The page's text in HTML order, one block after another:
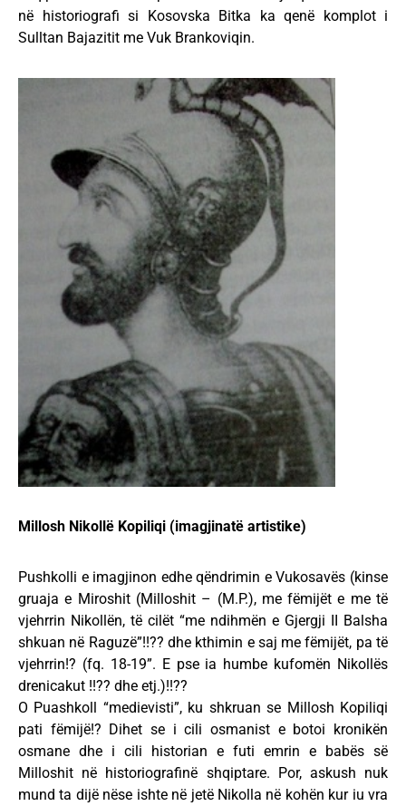
në historiografi si Kosovska Bitka ka qenë komplot i
Sulltan Bajazitit me Vuk Brankoviqin.
Millosh Nikollë Kopiliqi (imagjinatë artistike)
Pushkolli e imagjinon edhe qëndrimin e Vukosavës (kinse
gruaja e Miroshit (Milloshit – (M.P.), me fëmijët e me të
vjehrrin Nikollën, të cilët “me ndihmën e Gjergji II Balsha
shkuan në Raguzë”!!?? dhe kthimin e saj me fëmijët, pa të
vjehrrin!? (fq. 18-19”. E pse ia humbe kufomën Nikollës
drenicakut !!?? dhe etj.)!!??
O Puashkoll “medievisti”, ku shkruan se Millosh Kopiliqi
pati fëmijë!? Dihet se i cili osmanist e botoi kronikën
osmane dhe i cili historian e futi emrin e babës së
Milloshit në historiografinë shqiptare. Por, askush nuk
mund ta dijë nëse ishte në jetë Nikolla në kohën kur iu vra